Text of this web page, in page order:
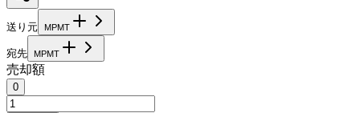
送り元 MPMT
宛先 MPMT
売却額
0